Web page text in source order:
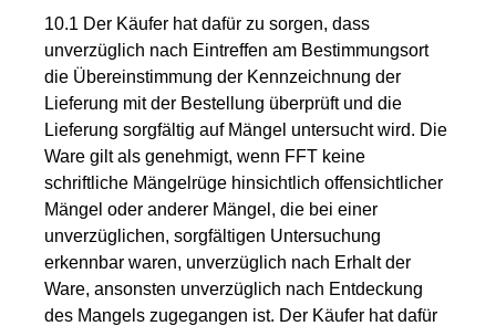
10.1 Der Käufer hat dafür zu sorgen, dass
unverzüglich nach Eintreffen am Bestimmungsort
die Übereinstimmung der Kennzeichnung der
Lieferung mit der Bestellung überprüft und die
Lieferung sorgfältig auf Mängel untersucht wird. Die
Ware gilt als genehmigt, wenn FFT keine
schriftliche Mängelrüge hinsichtlich offensichtlicher
Mängel oder anderer Mängel, die bei einer
unverzüglichen, sorgfältigen Untersuchung
erkennbar waren, unverzüglich nach Erhalt der
Ware, ansonsten unverzüglich nach Entdeckung
des Mangels zugegangen ist. Der Käufer hat dafür